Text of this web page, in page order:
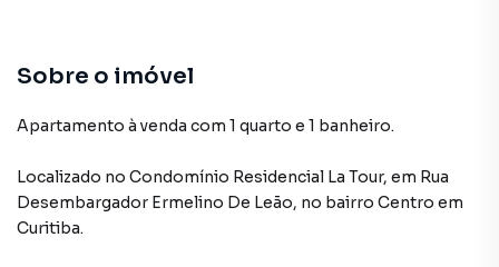
Sobre o imóvel
Apartamento à venda com 1 quarto e 1 banheiro.
Localizado no Condomínio Residencial La Tour, em Rua
Desembargador Ermelino De Leão, no bairro Centro em
Curitiba.